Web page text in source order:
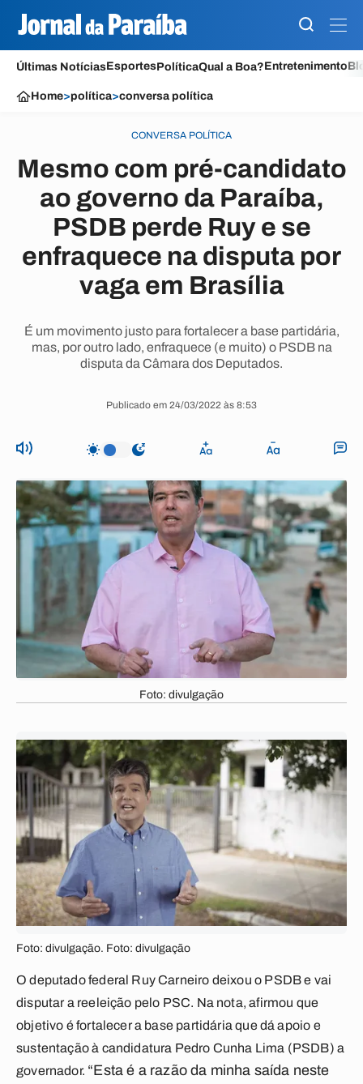
Últimas NotíciasEsportesPolíticaQual a Boa?Entretenimento
Home>política>conversa política
CONVERSA POLÍTICA
Mesmo com pré-candidato
ao governo da Paraíba,
PSDB perde Ruy e se
enfraquece na disputa por
vaga em Brasília
É um movimento justo para fortalecer a base partidária,
mas, por outro lado, enfraquece (e muito) o PSDB na
disputa da Câmara dos Deputados.
Publicado em 24/03/2022 às 8:53
Foto: divulgação
Foto: divulgação. Foto: divulgação
O deputado federal Ruy Carneiro deixou o PSDB e vai
disputar a reeleição pelo PSC. Na nota, afirmou que
objetivo é fortalecer a base partidária que dá apoio e
sustentação à candidatura Pedro Cunha Lima (PSDB) a
governador. “Esta é a razão da minha saída neste